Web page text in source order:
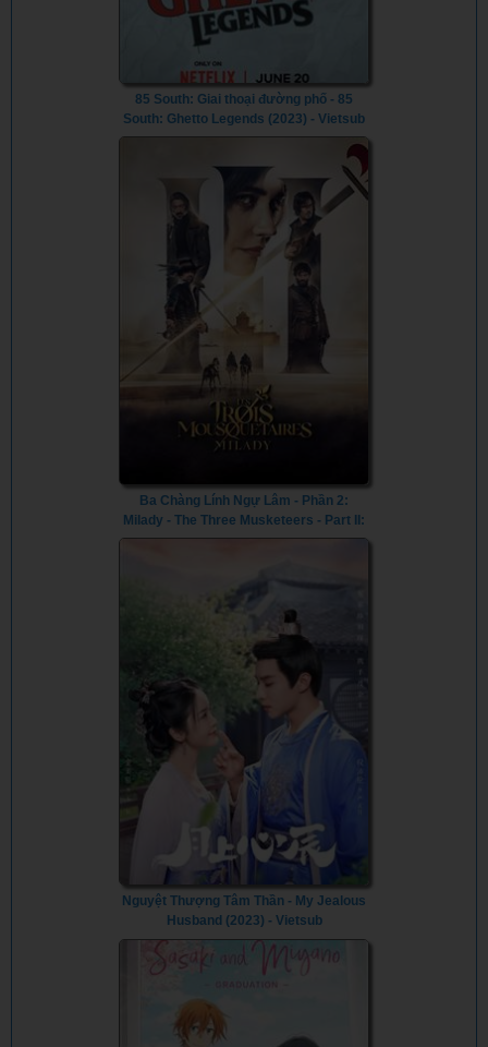
85 South: Giai thoại đường phố - 85
South: Ghetto Legends (2023) - Vietsub
Ba Chàng Lính Ngự Lâm - Phần 2:
Milady - The Three Musketeers - Part II:
Milady (2023) - Vietsub
Nguyệt Thượng Tâm Thần - My Jealous
Husband (2023) - Vietsub